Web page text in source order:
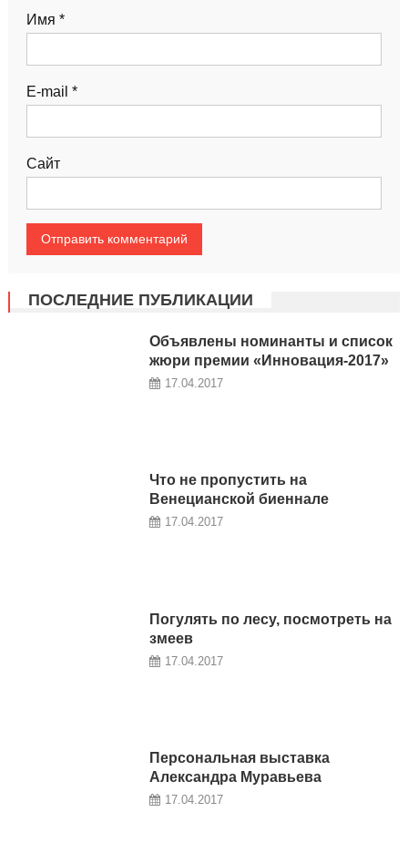
Имя *
E-mail *
Сайт
ПОСЛЕДНИЕ ПУБЛИКАЦИИ
Объявлены номинанты и список
жюри премии «Инновация-2017»
17.04.2017
Что не пропустить на
Венецианской биеннале
17.04.2017
Погулять по лесу, посмотреть на
змеев
17.04.2017
Персональная выставка
Александра Муравьева
17.04.2017